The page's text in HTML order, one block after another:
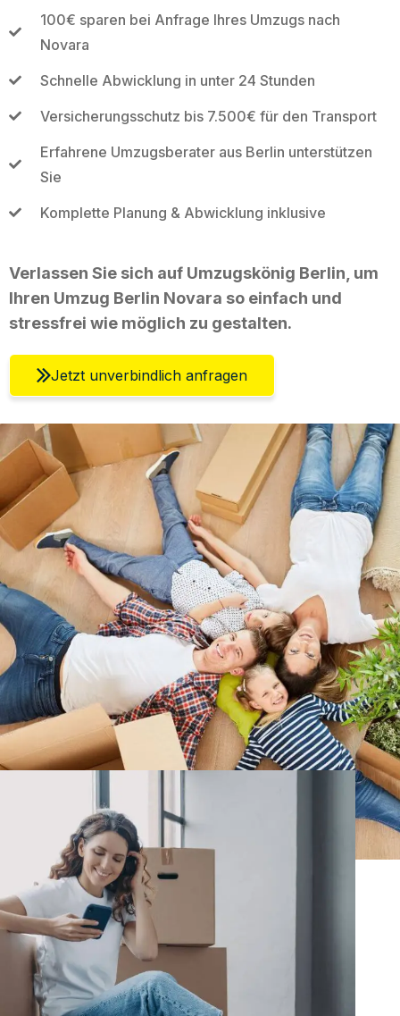
100€ sparen bei Anfrage Ihres Umzugs nach
Novara
Schnelle Abwicklung in unter 24 Stunden
Versicherungsschutz bis 7.500€ für den Transport
Erfahrene Umzugsberater aus Berlin unterstützen
Sie
Komplette Planung & Abwicklung inklusive
Verlassen Sie sich auf Umzugskönig Berlin, um
Ihren Umzug Berlin Novara so einfach und
stressfrei wie möglich zu gestalten.
Jetzt unverbindlich anfragen